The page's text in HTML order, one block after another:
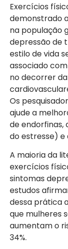
Exercícios
demonstrado
na população
depressão de
estilo de vida
associado
no decorrer
Os
ajude a
de endorfinas,
do estresse) e
A maioria da
exercícios
sintomas
estudos
dessa prática
que mulheres
aumentam o
34%.